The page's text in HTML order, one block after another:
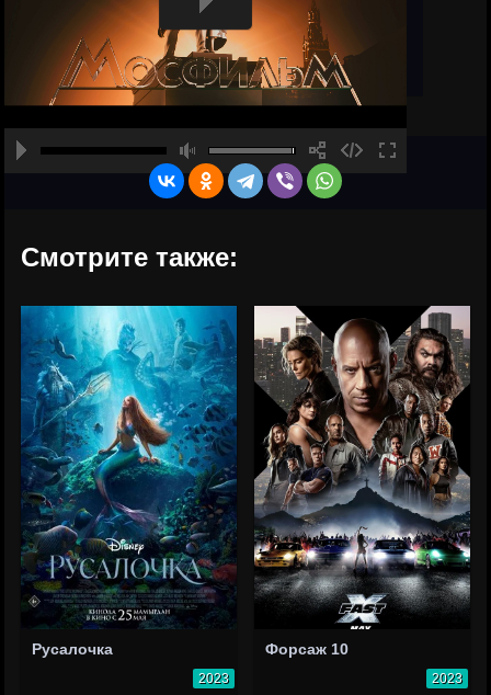
Смотрите также:
Русалочка
2023
Форсаж 10
2023